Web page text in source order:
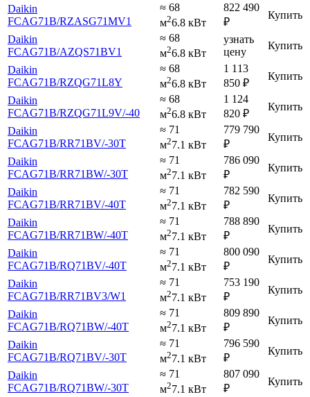
Daikin
FCAG71B/RZASG71MV1
≈ 68
м26.8 кВт
822 490
₽
Купить
Daikin
FCAG71B/AZQS71BV1
≈ 68
м26.8 кВт
узнать
цену
Купить
Daikin
FCAG71B/RZQG71L8Y
≈ 68
м26.8 кВт
1 113
850 ₽
Купить
Daikin
FCAG71B/RZQG71L9V/-40
≈ 68
м26.8 кВт
1 124
820 ₽
Купить
Daikin
FCAG71B/RR71BV/-30T
≈ 71
м27.1 кВт
779 790
₽
Купить
Daikin
FCAG71B/RR71BW/-30T
≈ 71
м27.1 кВт
786 090
₽
Купить
Daikin
FCAG71B/RR71BV/-40T
≈ 71
м27.1 кВт
782 590
₽
Купить
Daikin
FCAG71B/RR71BW/-40T
≈ 71
м27.1 кВт
788 890
₽
Купить
Daikin
FCAG71B/RQ71BV/-40T
≈ 71
м27.1 кВт
800 090
₽
Купить
Daikin
FCAG71B/RR71BV3/W1
≈ 71
м27.1 кВт
753 190
₽
Купить
Daikin
FCAG71B/RQ71BW/-40T
≈ 71
м27.1 кВт
809 890
₽
Купить
Daikin
FCAG71B/RQ71BV/-30T
≈ 71
м27.1 кВт
796 590
₽
Купить
Daikin
FCAG71B/RQ71BW/-30T
≈ 71
м27.1 кВт
807 090
₽
Купить